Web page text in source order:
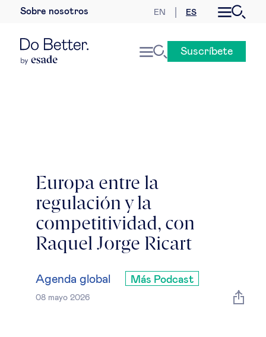
Sobre nosotros EN ES
Economía internacional
Empresa
Derecho empresarial
Estrategia & modelos de negocio
Suscríbete
Europa entre la
regulación y la
competitividad, con
Raquel Jorge Ricart
Agenda global Más Podcast
08 mayo 2026